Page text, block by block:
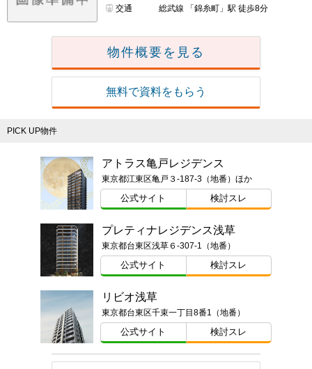
交通
総武線 「錦糸町」駅 徒歩8分
物件概要を見る
無料で資料をもらう
PICK UP物件
アトラス亀戸レジデンス
東京都江東区亀戸３-187-3（地番）ほか
公式サイト 検討スレ
プレティナレジデンス浅草
東京都台東区浅草６-307-1（地番）
公式サイト 検討スレ
リビオ浅草
東京都台東区千束一丁目8番1（地番）
公式サイト 検討スレ